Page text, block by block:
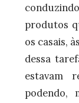
produtos
os casais,
dessa
estavam
podendo,